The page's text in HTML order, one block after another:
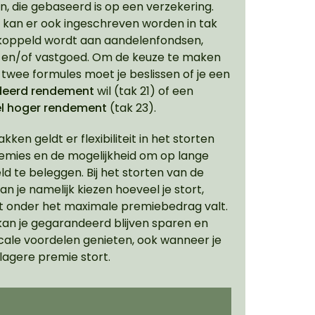
die gebaseerd is op een verzekering.
kan er ook ingeschreven worden in tak
wordt aan aandelenfondsen,
of vastgoed. Om de keuze te maken
formules moet je beslissen of je een
rendement wil (tak 21) of een
hoger rendement (tak 23).
geldt er flexibiliteit in het storten
en de mogelijkheid om op lange
te beleggen. Bij het storten van de
je namelijk kiezen hoeveel je stort,
onder het maximale premiebedrag valt.
je gegarandeerd blijven sparen en
voordelen genieten, ook wanneer je
premie stort.